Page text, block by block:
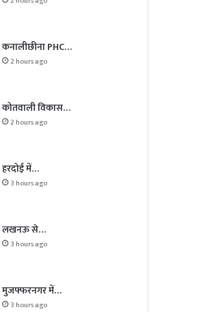
कनालीछीना PHC…
2 hours ago
कोतवाली विकास…
2 hours ago
हरदोई में…
3 hours ago
लखनऊ से…
3 hours ago
मुजफ्फरनगर में…
3 hours ago